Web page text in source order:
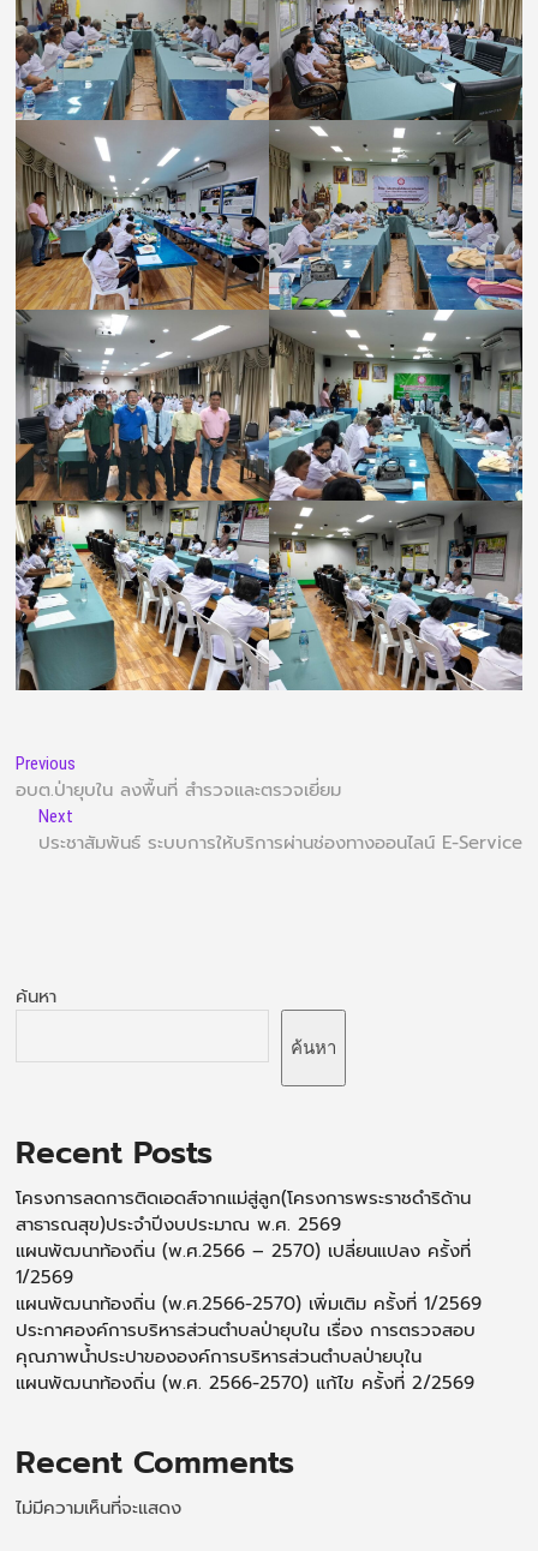
Previous
อบต.ป่ายุบใน ลงพื้นที่ สำรวจและตรวจเยี่ยม
Next
ประชาสัมพันธ์ ระบบการให้บริการผ่านช่องทางออนไลน์ E-Service
ค้นหา
ค้นหา
Recent Posts
โครงการลดการติดเอดส์จากแม่สู่ลูก(โครงการพระราชดำริด้าน
สาธารณสุข)ประจำปีงบประมาณ พ.ศ. 2569
แผนพัฒนาท้องถิ่น (พ.ศ.2566 – 2570) เปลี่ยนแปลง ครั้งที่
1/2569
แผนพัฒนาท้องถิ่น (พ.ศ.2566-2570) เพิ่มเติม ครั้งที่ 1/2569
ประกาศองค์การบริหารส่วนตำบลป่ายุบใน เรื่อง การตรวจสอบ
คุณภาพน้ำประปาขององค์การบริหารส่วนตำบลป่ายบุใน
แผนพัฒนาท้องถิ่น (พ.ศ. 2566-2570) แก้ไข ครั้งที่ 2/2569
Recent Comments
ไม่มีความเห็นที่จะแสดง